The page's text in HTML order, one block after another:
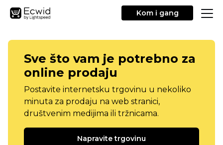
Kom i gang
Sve što vam je potrebno za
online prodaju
Postavite internetsku trgovinu u nekoliko
minuta za prodaju na web stranici,
društvenim medijima ili tržnicama.
Napravite trgovinu